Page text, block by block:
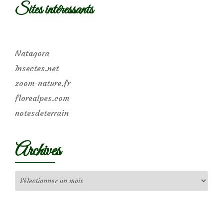
Sites intéressants
Natagora
Insectes.net
zoom-nature.fr
florealpes.com
notesdeterrain
Archives